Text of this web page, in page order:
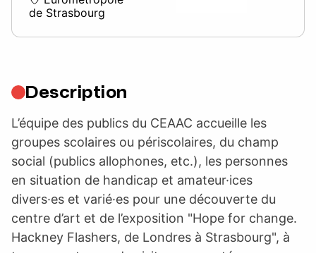
de Strasbourg
Description
L’équipe des publics du CEAAC accueille les
groupes scolaires ou périscolaires, du champ
social (publics allophones, etc.), les personnes
en situation de handicap et amateur·ices
divers·es et varié·es pour une découverte du
centre d’art et de l’exposition "Hope for change.
Hackney Flashers, de Londres à Strasbourg", à